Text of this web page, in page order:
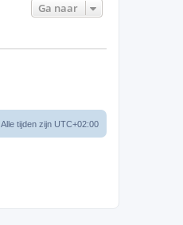
Ga naar
Alle tijden zijn UTC+02:00